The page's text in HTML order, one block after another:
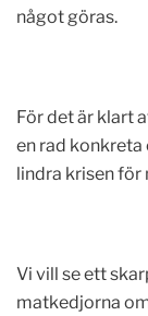
något göras.
För det är klart
en rad
lindra krisen för
Vi vill se ett
matkedjorna